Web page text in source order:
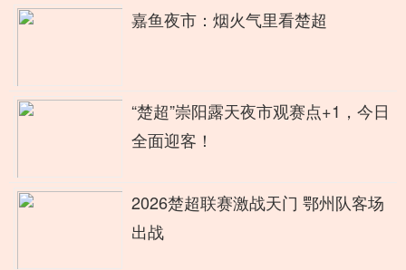
嘉鱼夜市：烟火气里看楚超
“楚超”崇阳露天夜市观赛点+1，今日
全面迎客！
2026楚超联赛激战天门 鄂州队客场
出战